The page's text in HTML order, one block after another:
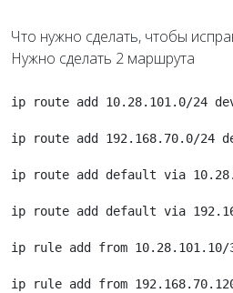
Что нужно сделать, чтобы
Нужно сделать 2 маршрута
ip route add 10.28.101.0/24
ip route add 192.168.70.0/24
ip route add default via
ip route add default via
ip rule add from
ip rule add from